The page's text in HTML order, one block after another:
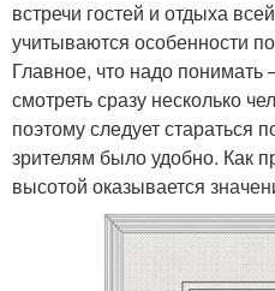
встречи гостей и отдыха
учитываются особенности
Главное, что надо понимать
смотреть сразу несколько
поэтому следует стараться
зрителям было удобно. Как
высотой оказывается